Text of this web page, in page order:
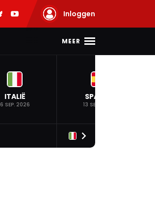
Inloggen
MEER
ITALIË
6 SEP. 2026
SPANJE
13 SEP. 2026